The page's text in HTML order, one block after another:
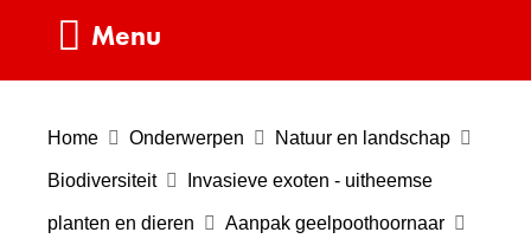
e
Menu
Home Onderwerpen Natuur en landschap
Biodiversiteit Invasieve exoten - uitheemse
planten en dieren Aanpak geelpoothoornaar